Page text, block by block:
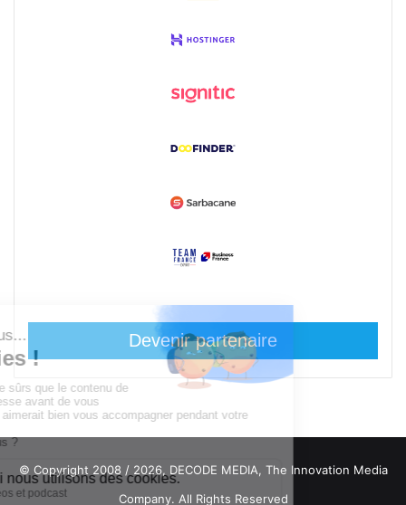
Devenir partenaire
© Copyright 2008 / 2026, DECODE MEDIA, The Innovation Media
Company. All Rights Reserved